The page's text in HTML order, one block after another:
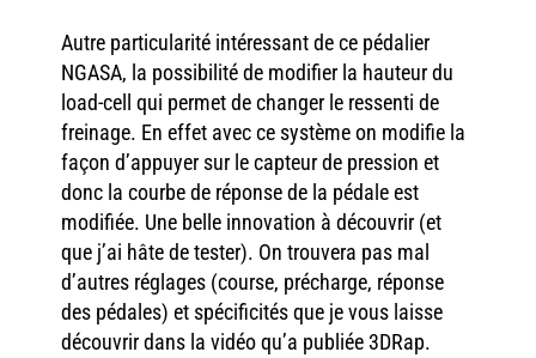
Autre particularité intéressant de ce pédalier
NGASA, la possibilité de modifier la hauteur du
load-cell qui permet de changer le ressenti de
freinage. En effet avec ce système on modifie la
façon d’appuyer sur le capteur de pression et
donc la courbe de réponse de la pédale est
modifiée. Une belle innovation à découvrir (et
que j’ai hâte de tester). On trouvera pas mal
d’autres réglages (course, précharge, réponse
des pédales) et spécificités que je vous laisse
découvrir dans la vidéo qu’a publiée 3DRap.